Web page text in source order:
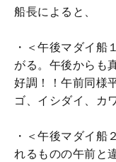
船長によると、
・＜午後マダイ船
がる。午後からも
好調！！午前同様
ゴ、イシダイ、カ
・＜午後マダイ船
れるものの午前と